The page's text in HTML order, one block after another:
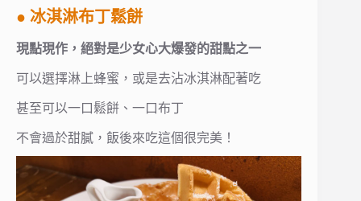
● 冰淇淋布丁鬆餅
現點現作，絕對是少女心大爆發的甜點之一
可以選擇淋上蜂蜜，或是去沾冰淇淋配著吃
甚至可以一口鬆餅、一口布丁
不會過於甜膩，飯後來吃這個很完美！